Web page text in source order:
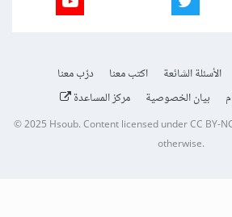
الأسئلة الشائعة اكتب معنا
درّب معنا
بيان الخصوصية مركز المساعدة
© 2025Hsoub.Content licensed underCC BY-
otherwise.